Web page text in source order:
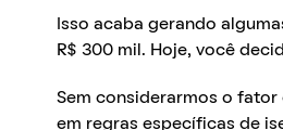
Isso acaba gerando
R$ 300 mil. Hoje, você
Sem considerarmos o fator
em regras específicas de